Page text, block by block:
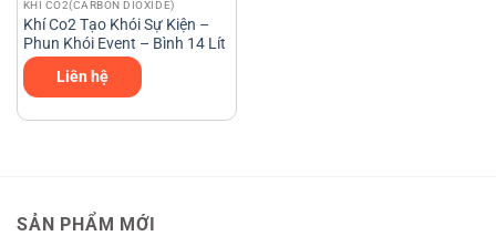
KHÍ CO2(CARBON DIOXIDE)
Khí Co2 Tạo Khói Sự Kiện –
Phun Khói Event – Bình 14 Lít
Liên hệ
SẢN PHẨM MỚI